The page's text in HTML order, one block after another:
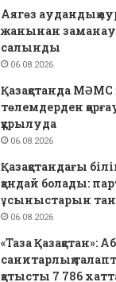
Аягөз аудандық
жанынан
салынды
06.08.2026
Қазақстанда МӘМС
төлемдерден
құрылуда
06.08.2026
Қазақстандағы
қандай болады:
ұсыныстарын
06.08.2026
«Таза Қазақстан»:
санитарлық
қатысты 7 786